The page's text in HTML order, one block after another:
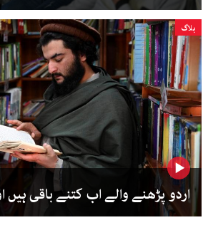
بلاگ
اردو پڑھنے والے اب کتنے باقی ہیں